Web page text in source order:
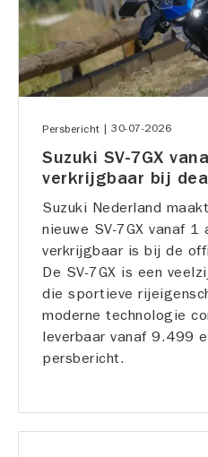
Persbericht | 30-07-2026
Suzuki SV-7GX
verkrijgbaar bij
Suzuki Nederland
nieuwe SV-7GX vanaf
verkrijgbaar is bij de
De SV-7GX is een
die sportieve
moderne technologie
leverbaar vanaf 9.499
persbericht.